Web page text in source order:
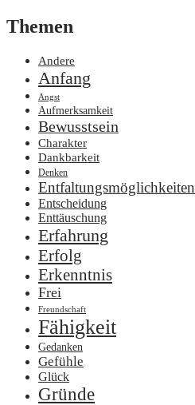
Themen
Andere
Anfang
Angst
Aufmerksamkeit
Bewusstsein
Charakter
Dankbarkeit
Denken
Entfaltungsmöglichkeiten
Entscheidung
Enttäuschung
Erfahrung
Erfolg
Erkenntnis
Frei
Freundschaft
Fähigkeit
Gedanken
Gefühle
Glück
Gründe